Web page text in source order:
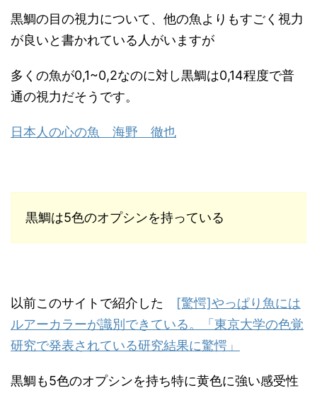
黒鯛の目の視力について、他の魚よりもすごく視力
が良いと書かれている人がいますが
多くの魚が0,1~0,2なのに対し黒鯛は0,14程度で普
通の視力だそうです。
日本人の心の魚 海野 徹也
黒鯛は5色のオプシンを持っている
以前このサイトで紹介した [驚愕]やっぱり魚には
ルアーカラーが識別できている。「東京大学の色覚
研究で発表されている研究結果に驚愕」
黒鯛も5色のオプシンを持ち特に黄色に強い感受性